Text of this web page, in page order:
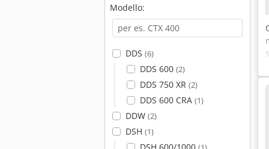
Modello:
DDS (6)
DDS 600 (2)
DDS 750 XR (2)
DDS 600 CRA (1)
DDW (2)
DSH (1)